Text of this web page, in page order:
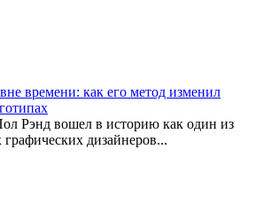
времени: как его метод изменил
Рэнд вошел в историю как один из
дизайнеров...